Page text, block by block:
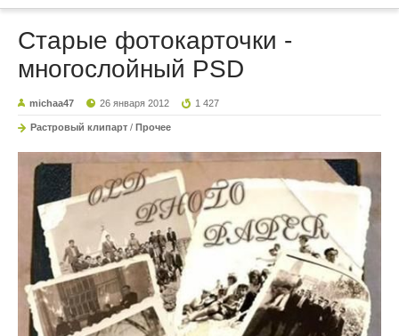
Старые фотокарточки -
многослойный PSD
michaa47 26 января 2012 1 427
Растровый клипарт / Прочее